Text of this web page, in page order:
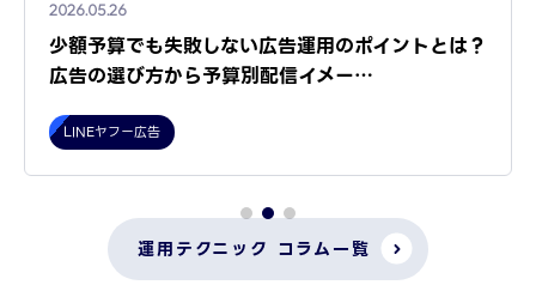
2026.05.26
少額予算でも失敗しない広告運用のポイントとは？
広告の選び方から予算別配信イメー…
LINEヤフー広告
運用テクニック コラム一覧